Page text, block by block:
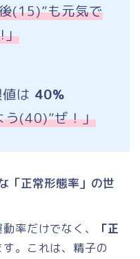
(15)”も元気で
」
は 40%
う(40)”ぜ！」
「正常形態率」の世
率だけでなく、
「正
。これは、精子の